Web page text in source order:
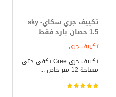
تكييف جري سكاي- sky
1.5 حصان بارد فقط
تكييف جري
تكييف جرى Gree يكفى حتى
مساحة 12 متر خاص ...